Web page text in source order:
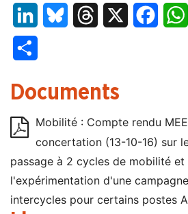
LinkedInBluesky Threads
Documents
Mobilité : Compte rendu
concertation (13-10-16) sur
passage à 2 cycles de mobilité et
l'expérimentation d'une
intercycles pour certains postes